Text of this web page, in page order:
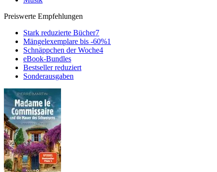
Preiswerte Empfehlungen
Stark reduzierte Bücher7
Mängelexemplare bis -60%1
Schnäppchen der Woche4
eBook-Bundles
Bestseller reduziert
Sonderausgaben